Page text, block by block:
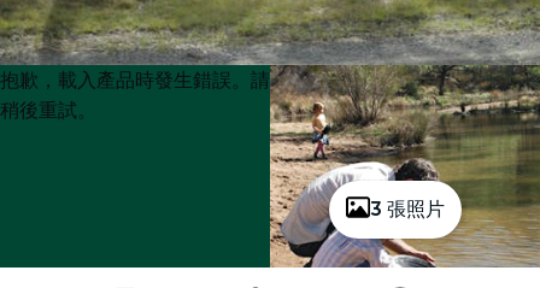
3 張照片
Product
List
Product
List
抱歉，載入產品時發生錯誤。請
稍後重試。